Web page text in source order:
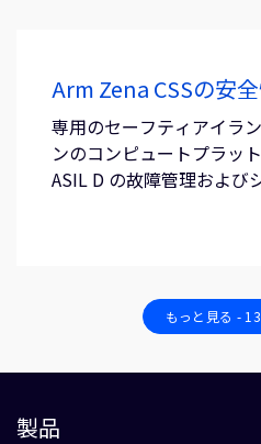
Arm Zena CSSの安
専用のセーフティアイラ
ンのコンピュートプラッ
ASIL D の故障管理および
もっと見る -
製品